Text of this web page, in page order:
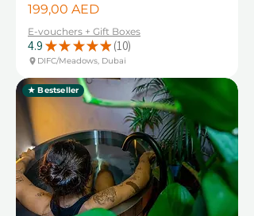
Цена
199,00 AED
E-vouchers + Gift Boxes
4.9 ★ ★ ★ ★ ★ 10
10
DIFC/Meadows, Dubai
★ Bestseller